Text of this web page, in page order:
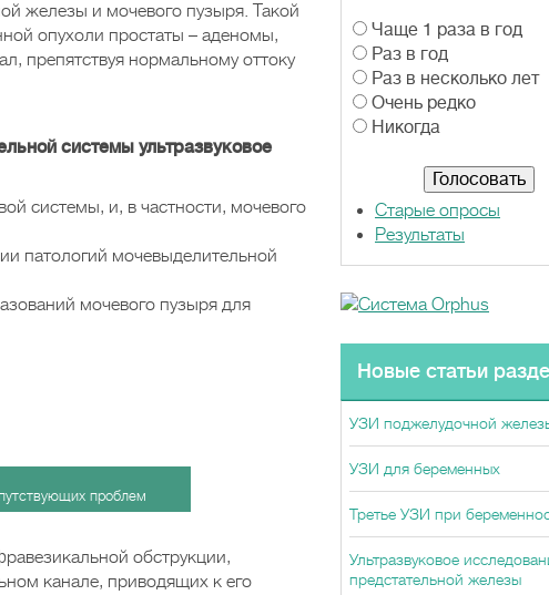
железы и мочевого пузыря. Такой
опухоли простаты – аденомы,
препятствуя нормальному оттоку
системы ультразвуковое
системы, и, в частности, мочевого
патологий мочевыделительной
мочевого пузыря для
проблем
обструкции,
канале, приводящих к его
В
а
р
и
а
Чаще 1 раза в год
Раз в год
Раз в несколько лет
Очень редко
Никогда
Старые опросы
Результаты
Новые статьи
УЗИ поджелудочной
УЗИ для беременных
Третье УЗИ при
Ультразвуковое
предстательной железы